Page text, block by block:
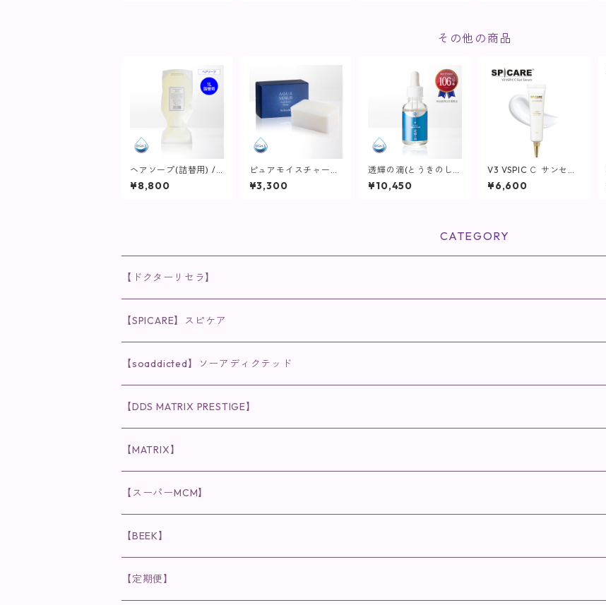
その他の商品
ヘアソープ(詰替用) / 1
L【ヘア・ボディ】
¥8,800
ピュアモイスチャーソ
ープ / 110g【洗顔】
¥3,300
透輝の滴(とうきのし
ずく) 30mL【美容
液】
¥10,450
V3 VSPIC Ｃ サンセラ
ム
¥6,600
CATEGORY
【ドクターリセラ】
◉AQUA VENUS
クレンジング・洗顔
化粧水
保湿ジェル・クリーム
◉VI PLANTE
リキッド
ディフェンサー
◉ナチュリスティーアクレス
クレンジング
洗顔
◉インナーケア
食品
粒タイプ
◉cocochia
ヘナカラー
ヘアファンデーション
◉美顔器
◉スペシャルケア
【SPICARE】スピケア
◉V3シリーズ
ファンデーション・ベース
クレンジング・洗顔
◉V3 VSPIC C Line
クレンジング・洗顔
化粧水
◉スピケアシリーズ
◉V.O.Sシリーズ
クレンジング・洗顔
化粧水
◉メンズシリーズ
クレンジング・洗顔
◉MESシリーズ
【soaddicted】ソーアディクテッド
ラッシュアディクト
まつ毛用美容液
眉毛用美容液
リップアディクト
唇用美容液
ヘアアディクト
【DDS MATRIX PRESTIGE】
スキンケアシリーズ
美容液
【MATRIX】
スキンケアシリーズ
美容液
洗顔
【スーパーMCM】
インナーケア
【BEEK】
インナーケア
【定期便】